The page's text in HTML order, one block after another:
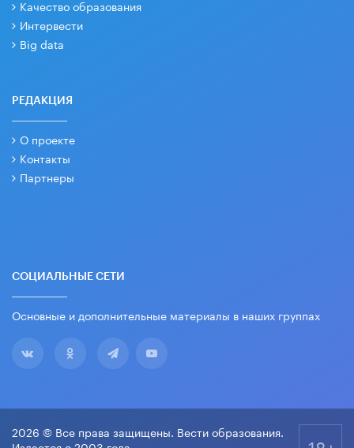
Качество образования
Интервести
Big data
РЕДАКЦИЯ
О проекте
Контакты
Партнеры
СОЦИАЛЬНЫЕ СЕТИ
Основные и дополнительные материалы в наших группах
2026 © Все права защищены. Вести образования.